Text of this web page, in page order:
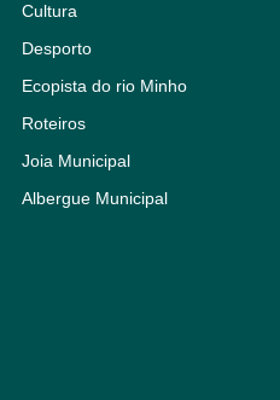
Cultura
Desporto
Ecopista do rio Minho
Roteiros
Joia Municipal
Albergue Municipal